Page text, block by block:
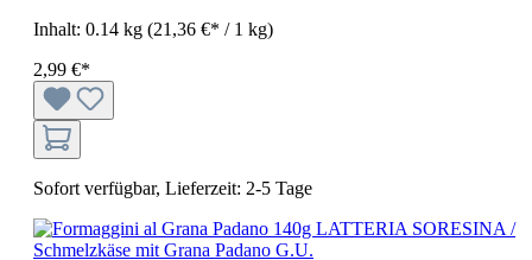
Inhalt: 0.14 kg (21,36 €* / 1 kg)
2,99 €*
Sofort verfügbar, Lieferzeit: 2-5 Tage